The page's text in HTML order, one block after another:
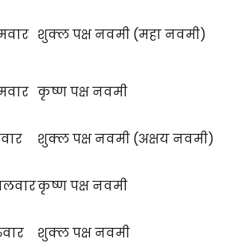
शुक्ल पक्ष नवमी (महा नवमी)
कृष्ण पक्ष नवमी
शुक्ल पक्ष नवमी (अक्षय नवमी)
कृष्ण पक्ष नवमी
शुक्ल पक्ष नवमी